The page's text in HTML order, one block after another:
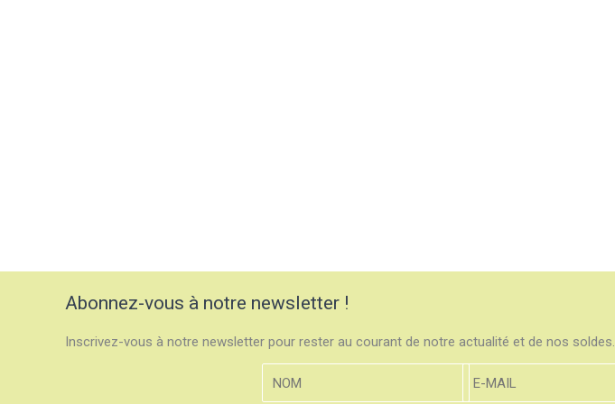
Abonnez-vous à notre newsletter !
Inscrivez-vous à notre newsletter pour rester au courant de notre actualité et de nos soldes.